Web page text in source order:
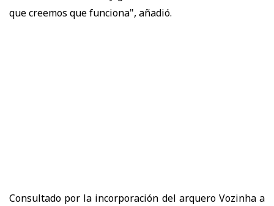
que creemos que funciona", añadió.
Consultado por la incorporación del arquero Vozinha a